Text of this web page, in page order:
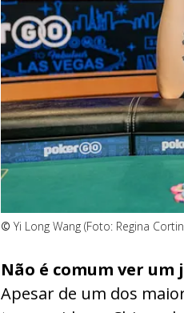
© Yi Long Wang (Foto: Regina
Não é comum ver um
Apesar de um dos